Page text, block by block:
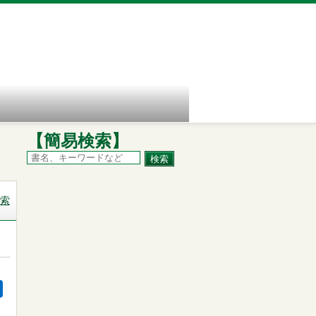
【簡易検索】